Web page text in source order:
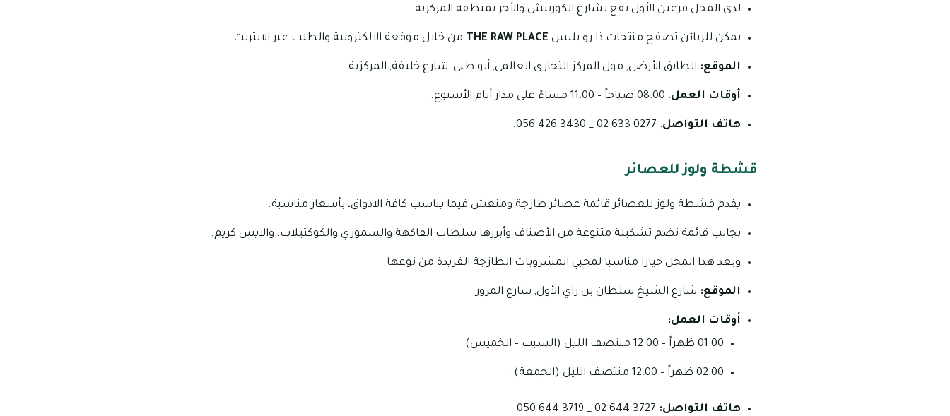
لدى المحل فرعين الأول يقع بشارع الكورنيش والأخر بمنطقة المركزية.
يمكن للزبائن تصفح منتجات ذا رو بليس THE RAW PLACE من خلال موقعة الالكترونية والطلب عبر الانترنت.
الموقع: الطابق الأرضي, مول المركز التجاري العالمي, أبو ظبي, شارع خليفة, المركزية.
أوقات العمل: 08:00 صباحاً – 11:00 مساءً على مدار أيام الأسبوع.
هاتف التواصل: 0277 633 02 _ 3430 426 056.
قشطة ولوز للعصائر
يقدم قشطة ولوز للعصائر قائمة عصائر طازجة ومنعش فيما يناسب كافة الاذواق، بأسعار مناسبة.
بجانب قائمة تضم تشكيلة متنوعة من الأصناف وأبرزها سلطات الفاكهة والسموزي والكوكتيلات، والايس كريم.
ويعد هذا المحل خيارا مناسبا لمحبي المشروبات الطازجة الفريدة من نوعها.
الموقع: شارع الشيخ سلطان بن زاي الأول, شارع المرور.
أوقات العمل:
01:00 ظهراً – 12:00 منتصف الليل (السبت – الخميس)
02:00 ظهراً – 12:00 منتصف الليل (الجمعة).
هاتف التواصل: